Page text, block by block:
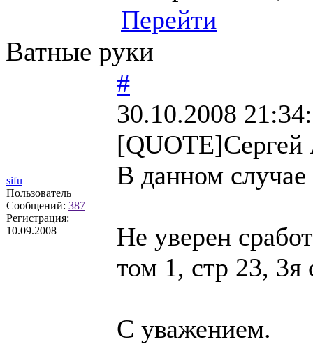
Перейти
Ватные руки
sifu
Пользователь
Сообщений: 387
Регистрация:
10.09.2008
#
30.10.2008
В данном случае
Не уверен
том 1, стр 23, 3я
С уважением.